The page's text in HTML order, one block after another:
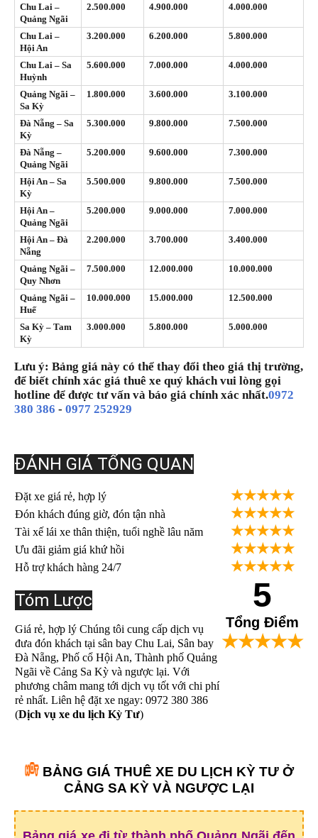
Chu Lai –
Quảng Ngãi
2.500.000 4.900.000 4.000.000
Chu Lai –
Hội An
3.200.000 6.200.000 5.800.000
Chu Lai – Sa
Huỳnh
5.600.000 7.000.000 4.000.000
Quảng Ngãi –
Sa Kỳ
1.800.000 3.600.000 3.100.000
Đà Nẵng – Sa
Kỳ
5.300.000 9.800.000 7.500.000
Đà Nẵng –
Quảng Ngãi
5.200.000 9.600.000 7.300.000
Hội An – Sa
Kỳ
5.500.000 9.800.000 7.500.000
Hội An –
Quảng Ngãi
5.200.000 9.000.000 7.000.000
Hội An – Đà
Nẵng
2.200.000 3.700.000 3.400.000
Quảng Ngãi –
Quy Nhơn
7.500.000 12.000.000 10.000.000
Quảng Ngãi –
Huế
10.000.000 15.000.000 12.500.000
Sa Kỳ – Tam
Kỳ
3.000.000 5.800.000 5.000.000
Lưu ý: Bảng giá này có thể thay đổi theo giá thị trường,
để biết chính xác giá thuê xe quý khách vui lòng gọi
hotline để được tư vấn và báo giá chính xác nhất.0972
380 386 - 0977 252929
ĐÁNH GIÁ TỔNG QUAN
Đặt xe giá rẻ, hợp lý ★★★★★
Đón khách đúng giờ, đón tận nhà ★★★★★
Tài xế lái xe thân thiện, tuổi nghề lâu năm ★★★★★
Ưu đãi giảm giá khứ hồi ★★★★★
Hỗ trợ khách hàng 24/7 ★★★★★
Tóm Lược
Giá rẻ, hợp lý Chúng tôi cung cấp dịch vụ
đưa đón khách tại sân bay Chu Lai, Sân bay
Đà Nẵng, Phố cổ Hội An, Thành phố Quảng
Ngãi về Cảng Sa Kỳ và ngược lại. Với
phương châm mang tới dịch vụ tốt với chi phí
rẻ nhất. Liên hệ đặt xe ngay: 0972 380 386
(Dịch vụ xe du lịch Kỳ Tư)
5
Tổng Điểm
★★★★★
BẢNG GIÁ THUÊ XE DU LỊCH KỲ TƯ Ở
CẢNG SA KỲ VÀ NGƯỢC LẠI